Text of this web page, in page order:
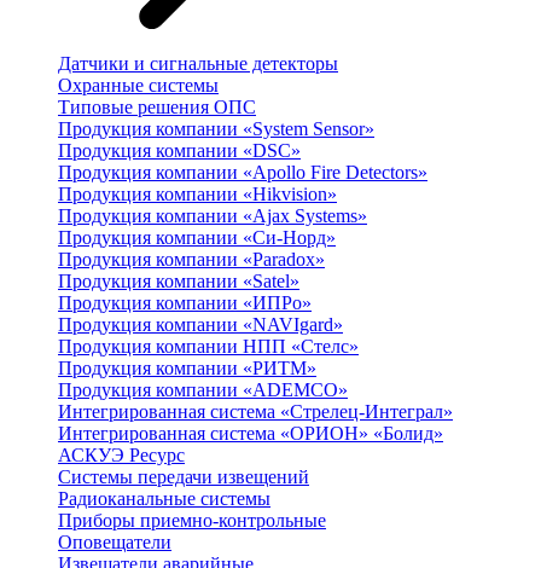
Датчики и сигнальные детекторы
Охранные системы
Типовые решения ОПС
Продукция компании «System Sensor»
Продукция компании «DSC»
Продукция компании «Apollo Fire Detectors»
Продукция компании «Hikvision»
Продукция компании «Ajax Systems»
Продукция компании «Си-Норд»
Продукция компании «Paradox»
Продукция компании «Satel»
Продукция компании «ИПРо»
Продукция компании «NAVIgard»
Продукция компании НПП «Стелс»
Продукция компании «РИТМ»
Продукция компании «ADEMCO»
Интегрированная система «Стрелец-Интеграл»
Интегрированная система «ОРИОН» «Болид»
АСКУЭ Ресурс
Системы передачи извещений
Радиоканальные системы
Приборы приемно-контрольные
Оповещатели
Извещатели аварийные